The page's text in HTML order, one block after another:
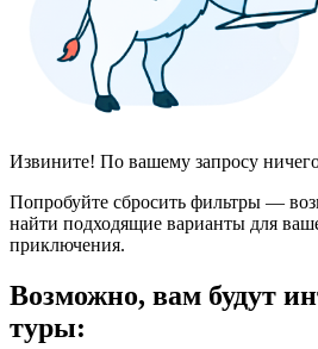
Извините! По вашему запросу
Попробуйте сбросить фильтры —
найти подходящие варианты для
приключения.
Возможно, вам будут
туры: